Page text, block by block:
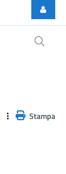
Stampa